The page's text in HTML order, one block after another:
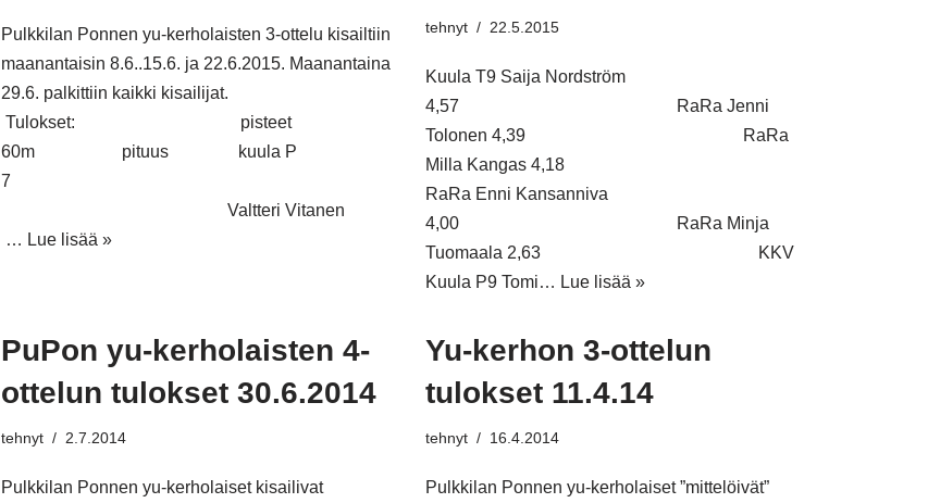
Pulkkilan Ponnen yu-kerholaisten 3-ottelu kisailtiin
maanantaisin 8.6..15.6. ja 22.6.2015. Maanantaina
29.6. palkittiin kaikki kisailijat.
Tulokset: pisteet
60m pituus kuula P
7
Valtteri Vitanen
… Lue lisää »
tehnyt 22.5.2015
Kuula T9 Saija Nordström
4,57 RaRa Jenni
Tolonen 4,39 RaRa
Milla Kangas 4,18
RaRa Enni Kansanniva
4,00 RaRa Minja
Tuomaala 2,63 KKV
Kuula P9 Tomi… Lue lisää »
PuPon yu-kerholaisten 4-
ottelun tulokset 30.6.2014
tehnyt 2.7.2014
Pulkkilan Ponnen yu-kerholaiset kisailivat
Yu-kerhon 3-ottelun
tulokset 11.4.14
tehnyt 16.4.2014
Pulkkilan Ponnen yu-kerholaiset ”mittelöivät”